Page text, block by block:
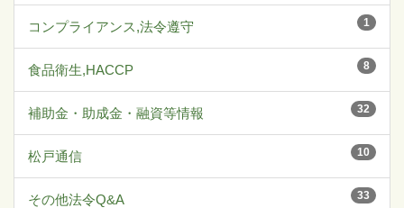
1
コンプライアンス,法令遵守
8
食品衛生,HACCP
32
補助金・助成金・融資等情報
10
松戸通信
33
その他法令Q&A